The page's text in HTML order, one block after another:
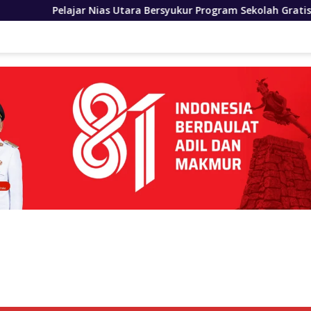
Bersyukur Program Sekolah Gratis Gubernur Bobby